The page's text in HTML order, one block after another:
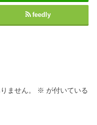
feedly
ません。 ※ が付いている